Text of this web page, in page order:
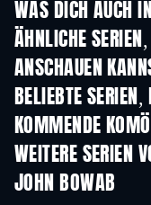
WAS DICH AUCH
Serie
ÄHNLICHE
ANSCHAUEN
Serie
BELIEBTE SERIEN,
Serie
KOMMENDEStaffel 6
WEITERE SERIEN
JOHN BOWABSerie